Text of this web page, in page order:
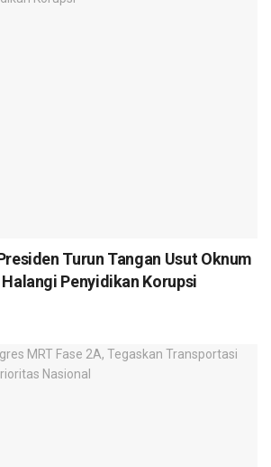
Turun Tangan Usut Oknum
Penyidikan Korupsi